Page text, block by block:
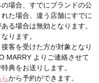
場合、すでにブランドの公
た場合、違う店舗にすでに
る場合は無効となります。
ります。
客を受けた方が対象となり
MARRY よりご連絡させて
典をお送りします。
から予約ができます。